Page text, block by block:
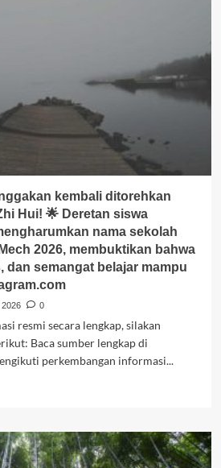
kembali ditorehkan
Hui! 🌟 Deretan siswa
nama sekolah
2026, membuktikan bahwa
dan semangat belajar mampu
2026 0
resmi secara lengkap, silakan
Baca sumber lengkap di
perkembangan informasi...